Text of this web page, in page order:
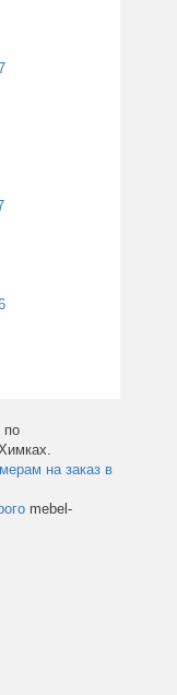
по
на заказ в
mebel-